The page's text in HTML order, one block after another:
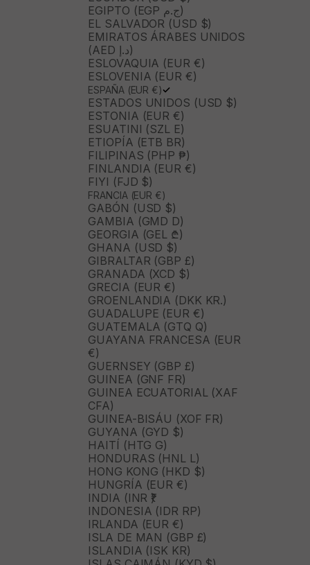
EGIPTO (EGP ج.م)
EL SALVADOR (USD $)
EMIRATOS ÁRABES UNIDOS
(AED د.إ)
ESLOVAQUIA (EUR €)
ESLOVENIA (EUR €)
ESPAÑA (EUR €)
ESTADOS UNIDOS (USD $)
ESTONIA (EUR €)
ESUATINI (SZL E)
ETIOPÍA (ETB BR)
FILIPINAS (PHP ₱)
FINLANDIA (EUR €)
FIYI (FJD $)
FRANCIA (EUR €)
GABÓN (USD $)
GAMBIA (GMD D)
GEORGIA (GEL ₾)
GHANA (USD $)
GIBRALTAR (GBP £)
GRANADA (XCD $)
GRECIA (EUR €)
GROENLANDIA (DKK KR.)
GUADALUPE (EUR €)
GUATEMALA (GTQ Q)
GUAYANA FRANCESA (EUR
€)
GUERNSEY (GBP £)
GUINEA (GNF FR)
GUINEA ECUATORIAL (XAF
CFA)
GUINEA-BISÁU (XOF FR)
GUYANA (GYD $)
HAITÍ (HTG G)
HONDURAS (HNL L)
HONG KONG (HKD $)
HUNGRÍA (EUR €)
INDIA (INR ₹)
INDONESIA (IDR RP)
IRLANDA (EUR €)
ISLA DE MAN (GBP £)
ISLANDIA (ISK KR)